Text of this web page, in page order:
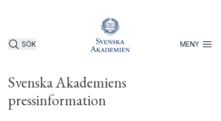
SÖK MENYÖppna
Svenska Akademiens
pressinformation